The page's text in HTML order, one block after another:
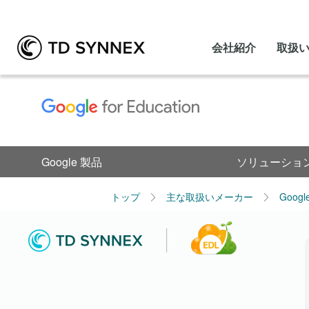
会社紹介 取扱
Google 製品 ソリューショ
トップ 主な取扱いメーカー